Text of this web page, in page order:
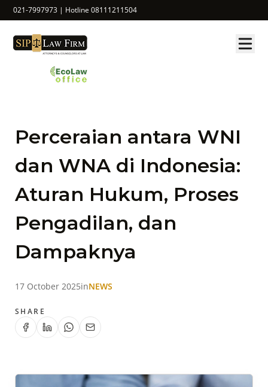
021-7997973 | Hotline 08111211504
Perceraian antara WNI
dan WNA di Indonesia:
Aturan Hukum, Proses
Pengadilan, dan
Dampaknya
17 October 2025inNEWS
SHARE